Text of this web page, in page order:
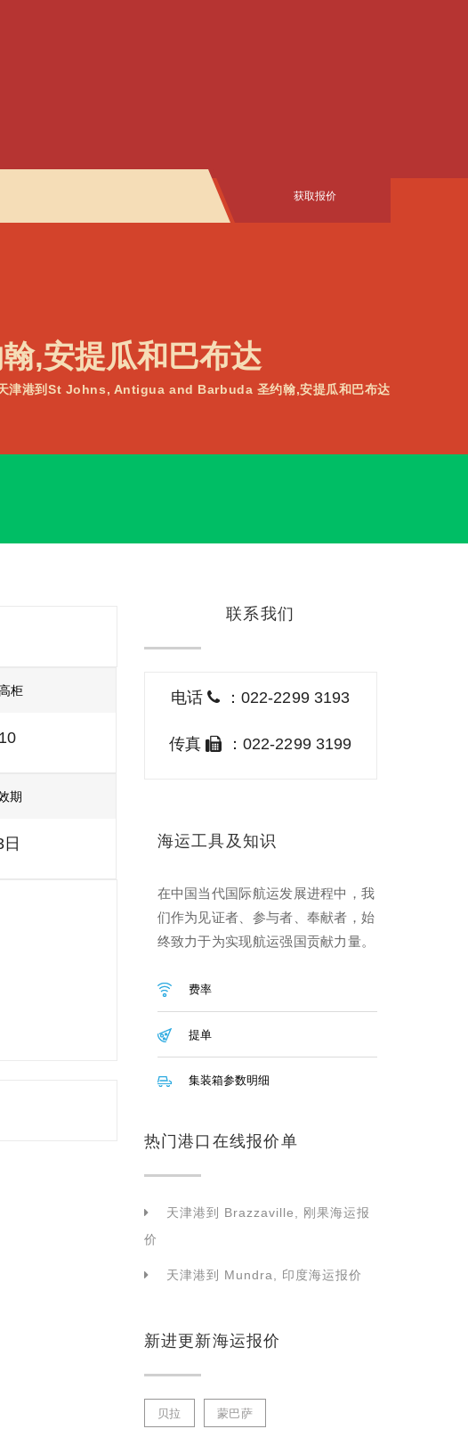
获取报价
,安提瓜和巴布达
津港到St Johns, Antigua and Barbuda 圣约翰,安提瓜和巴布达
柜
期
联系我们
电话 ：022-2299 3193
传真 ：022-2299 3199
海运工具及知识
在中国当代国际航运发展进程中，我
们作为见证者、参与者、奉献者，始
终致力于为实现航运强国贡献力量。
费率
提单
集装箱参数明细
热门港口在线报价单
天津港到 Brazzaville, 刚果海运报
价
天津港到 Mundra, 印度海运报价
新进更新海运报价
贝拉 蒙巴萨